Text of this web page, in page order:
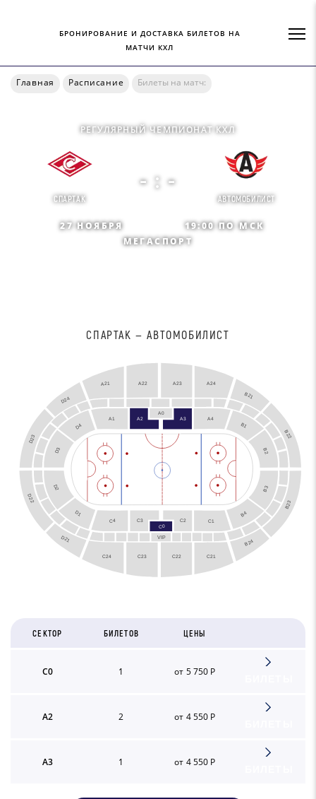
БРОНИРОВАНИЕ И ДОСТАВКА БИЛЕТОВ НА
МАТЧИ КХЛ
Главная Расписание Билеты на матч:
РЕГУЛЯРНЫЙ ЧЕМПИОНАТ КХЛ
СПАРТАК
- : -
АВТОМОБИЛИСТ
27 НОЯБРЯ
19:00 ПО МСК
МЕГАСПОРТ
СПАРТАК — АВТОМОБИЛИСТ
B23
B24
C21
C1
A4
B1
B2
A3
A2
A0
A1
D4
D3
B4
B3
C2
C3
C0
C4
D1
D2
C22
C23
C24
D21
D22
A24
B21
D24
D23 B22
A23
A22
A21
VIP
СЕКТОР БИЛЕТОВ ЦЕНЫ
C0 1 от 5 750 Р
A2 2 от 4 550 Р
A3 1 от 4 550 Р